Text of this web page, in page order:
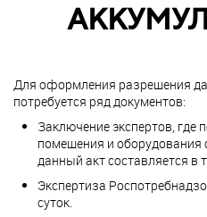
Для оформления разрешения
потребуется ряд документов:
Заключение экспертов, где
помещения и
данный акт составляется в
Экспертиза
суток.